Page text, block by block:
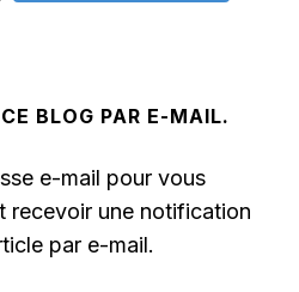
BLOG PAR E-MAIL.
e-mail pour vous
recevoir une notification
par e-mail.